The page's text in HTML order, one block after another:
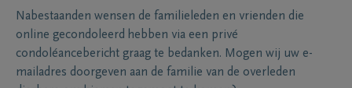
Nabestaanden wensen de familieleden en vrienden die
online gecondoleerd hebben via een privé
condoléancebericht graag te bedanken. Mogen wij uw e-
mailadres doorgeven aan de familie van de overleden